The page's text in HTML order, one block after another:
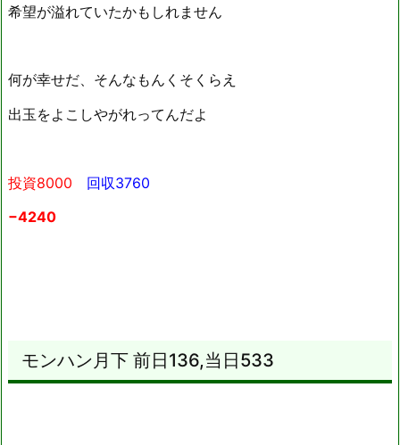
希望が溢れていたかもしれません
何が幸せだ、そんなもんくそくらえ
出玉をよこしやがれってんだよ
投資8000 回収3760
−4240
モンハン月下 前日136,当日533